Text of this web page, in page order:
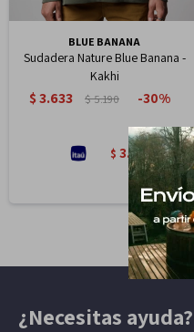
BLUE BANANA
Sudadera Nature Blue Banana -
Kakhi
$3.633 $5.190 30
$ 3.088
¿Necesitas ayuda?